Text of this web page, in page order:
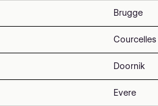
Brugge
Courcelles
Doornik
Evere